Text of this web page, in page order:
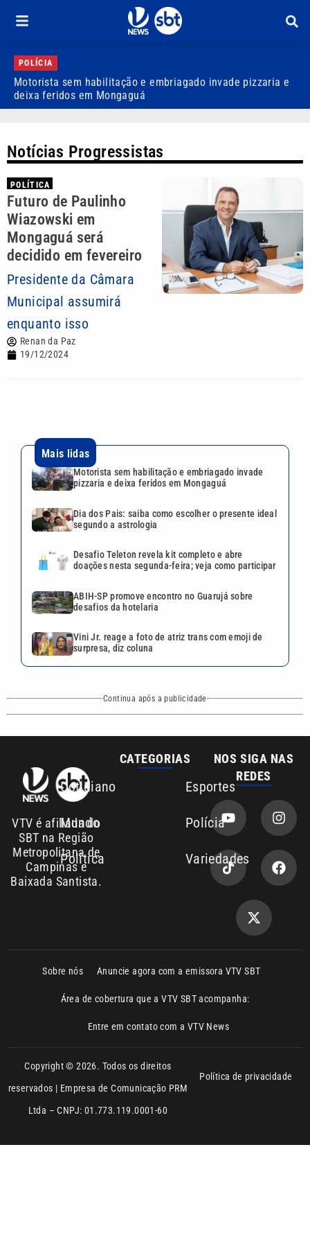
POLÍCIA
Motorista sem habilitação e embriagado invade pizzaria e
deixa feridos em Mongaguá
Notícias Progressistas
POLÍTICA
Futuro de Paulinho
Wiazowski em
Mongaguá será
decidido em fevereiro
Presidente da Câmara
Municipal assumirá
enquanto isso
Renan da Paz
19/12/2024
Mais lidas
Motorista sem habilitação e embriagado invade
pizzaria e deixa feridos em Mongaguá
Dia dos Pais: saiba como escolher o presente ideal
segundo a astrologia
Desafio Teleton revela kit completo e abre
doações nesta segunda-feira; veja como participar
ABIH-SP promove encontro no Guarujá sobre
desafios da hotelaria
Vini Jr. reage a foto de atriz trans com emoji de
surpresa, diz coluna
Continua após a publicidade
VTV é afiliada do
SBT na Região
Metropolitana de
Campinas e
Baixada Santista.
CATEGORIAS
Cotidiano Esportes
Mundo Polícia
Política Variedades
NOS SIGA NAS
REDES
Sobre nós Anuncie agora com a emissora VTV SBT
Área de cobertura que a VTV SBT acompanha:
Entre em contato com a VTV News
Copyright © 2026. Todos os direitos
reservados | Empresa de Comunicação PRM
Ltda – CNPJ: 01.773.119.0001-60
Política de privacidade